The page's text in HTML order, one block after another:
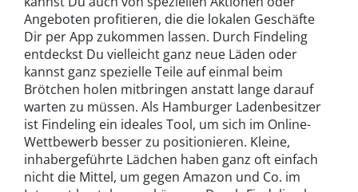
Angeboten profitieren, die die lokalen Geschäfte
Dir per App zukommen lassen. Durch Findeling
entdeckst Du vielleicht ganz neue Läden oder
kannst ganz spezielle Teile auf einmal beim
Brötchen holen mitbringen anstatt lange darauf
warten zu müssen. Als Hamburger Ladenbesitzer
ist Findeling ein ideales Tool, um sich im Online-
Wettbewerb besser zu positionieren. Kleine,
inhabergeführte Lädchen haben ganz oft einfach
nicht die Mittel, um gegen Amazon und Co. im